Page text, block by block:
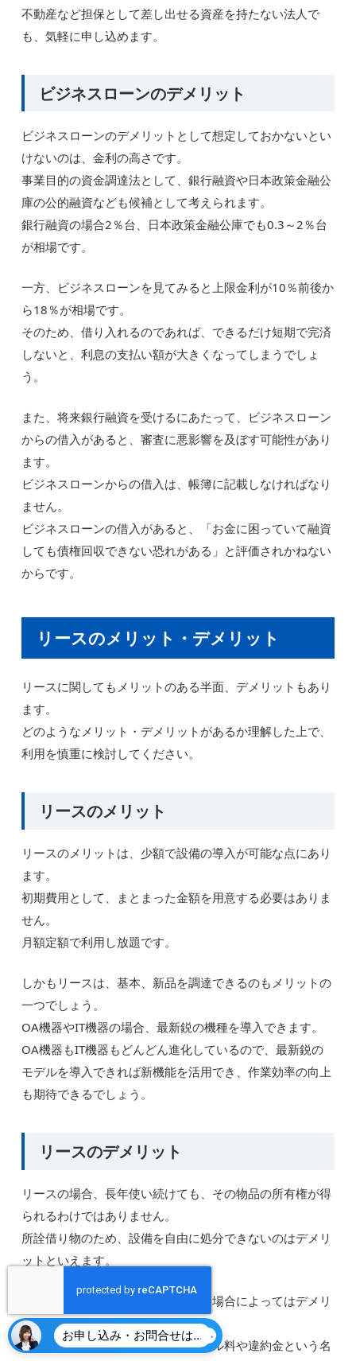
不動産など担保として差し出せる資産を持たない法人で
も、気軽に申し込めます。
ビジネスローンのデメリット
ビジネスローンのデメリットとして想定しておかないとい
けないのは、金利の高さです。
事業目的の資金調達法として、銀行融資や日本政策金融公
庫の公的融資なども候補として考えられます。
銀行融資の場合2％台、日本政策金融公庫でも0.3～2％台
が相場です。
一方、ビジネスローンを見てみると上限金利が10％前後か
ら18％が相場です。
そのため、借り入れるのであれば、できるだけ短期で完済
しないと、利息の支払い額が大きくなってしまうでしょ
う。
また、将来銀行融資を受けるにあたって、ビジネスローン
からの借入があると、審査に悪影響を及ぼす可能性があり
ます。
ビジネスローンからの借入は、帳簿に記載しなければなり
ません。
ビジネスローンの借入があると、「お金に困っていて融資
しても債権回収できない恐れがある」と評価されかねない
からです。
リースのメリット・デメリット
リースに関してもメリットのある半面、デメリットもあり
ます。
どのようなメリット・デメリットがあるか理解した上で、
利用を慎重に検討してください。
リースのメリット
リースのメリットは、少額で設備の導入が可能な点にあり
ます。
初期費用として、まとまった金額を用意する必要はありま
せん。
月額定額で利用し放題です。
しかもリースは、基本、新品を調達できるのもメリットの
一つでしょう。
OA機器やIT機器の場合、最新鋭の機種を導入できます。
OA機器もIT機器もどんどん進化しているので、最新鋭の
モデルを導入できれば新機能を活用でき、作業効率の向上
も期待できるでしょう。
リースのデメリット
リースの場合、長年使い続けても、その物品の所有権が得
られるわけではありません。
所詮借り物のため、設備を自由に処分できないのはデメリ
ットといえます。
また、原則中途解約できない点も、場合によってはデメリ
ットになりかねません。
中途解約できたとしても、キャンセル料や違約金という名
お申し込み・お問合せはこちら